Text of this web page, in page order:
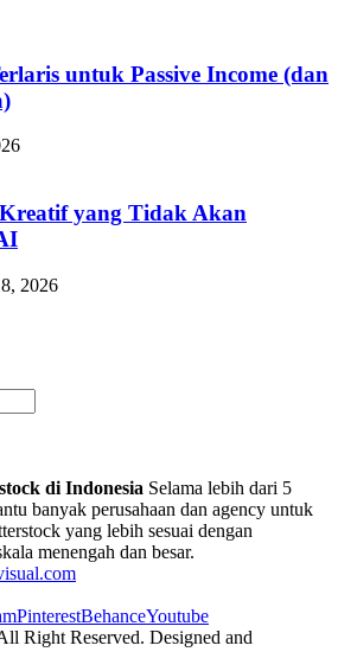
untuk Passive Income (dan
yang Tidak Akan
2026
di Indonesia Selama lebih dari 5
banyak perusahaan dan agency untuk
yang lebih sesuai dengan
menengah dan besar.
PinterestBehanceYoutube
Right Reserved. Designed and